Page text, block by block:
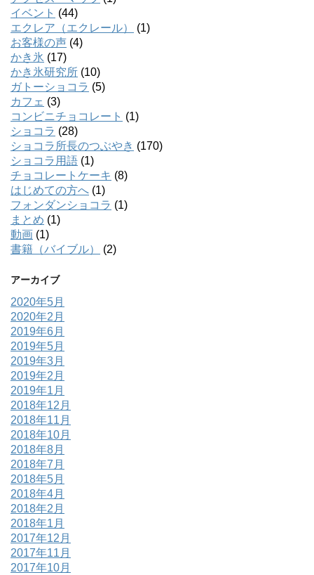
イベント (44)
エクレア（エクレール）
(1)
お客様の声 (4)
かき氷 (17)
かき氷研究所 (10)
ガトーショコラ (5)
カフェ (3)
コンビニチョコレート (1)
ショコラ (28)
ショコラ所長のつぶやき (170)
ショコラ用語 (1)
チョコレートケーキ (8)
はじめての方へ (1)
フォンダンショコラ (1)
まとめ (1)
動画 (1)
書籍（バイブル）
(2)
アーカイブ
2020年5月
2020年2月
2019年6月
2019年5月
2019年3月
2019年2月
2019年1月
2018年12月
2018年11月
2018年10月
2018年8月
2018年7月
2018年5月
2018年4月
2018年2月
2018年1月
2017年12月
2017年11月
2017年10月